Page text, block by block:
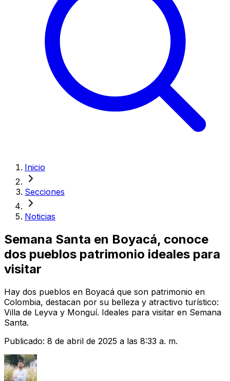
Inicio
Secciones
Noticias
Semana Santa en Boyacá, conoce
dos pueblos patrimonio ideales para
visitar
Hay dos pueblos en Boyacá que son patrimonio en
Colombia, destacan por su belleza y atractivo turístico:
Villa de Leyva y Monguí. Ideales para visitar en Semana
Santa.
Publicado: 8 de abril de 2025 a las 8:33 a. m.